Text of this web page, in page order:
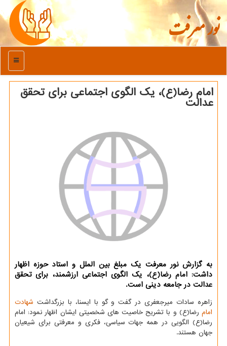
نور معرفت
منو
امام رضا(ع)، یك الگوی اجتماعی برای تحقق
عدالت
به گزارش نور معرفت یك مبلغ بین الملل و استاد حوزه اظهار
داشت: امام رضا(ع)، یك الگوی اجتماعی ارزشمند، برای تحقق
عدالت در جامعه دینی است.
زاهره سادات میرجعفری در گفت و گو با ایسنا، با بزرگداشت شهادت
امام رضا(ع) و با تشریح خاصیت های شخصیتی ایشان اظهار نمود: امام
رضا(ع) الگویی در همه جهات سیاسی، فكری و معرفتی برای شیعیان
جهان هستند.